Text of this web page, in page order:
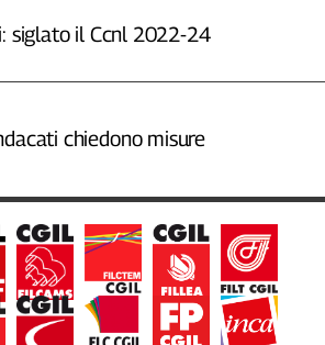
siglato il Ccnl 2022-24
chiedono misure